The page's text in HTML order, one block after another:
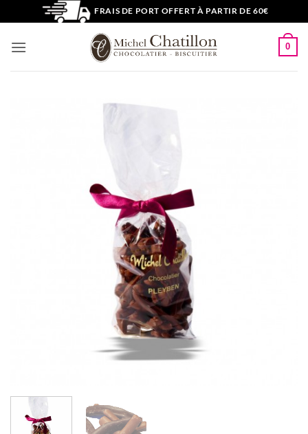
au
contenu
FRAIS DE PORT OFFERT À PARTIR DE 60€
0